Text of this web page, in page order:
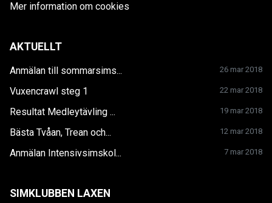
Mer information om cookies
AKTUELLT
Anmälan till sommarsims... 26 mar 2018
Vuxencrawl steg 1 22 mar 2018
Resultat Medleytävling ... 19 mar 2018
Bästa Tvåan, Trean och... 12 mar 2018
Anmälan Intensivsimskol... 7 mar 2018
SIMKLUBBEN LAXEN